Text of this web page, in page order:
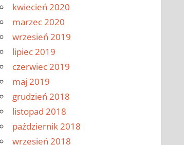
kwiecień 2020
marzec 2020
wrzesień 2019
lipiec 2019
czerwiec 2019
maj 2019
grudzień 2018
listopad 2018
październik 2018
wrzesień 2018